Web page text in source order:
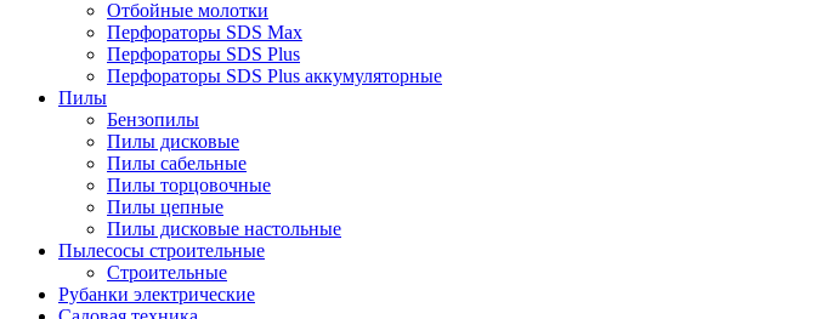
Отбойные молотки
Перфораторы SDS Max
Перфораторы SDS Plus
Перфораторы SDS Plus аккумуляторные
Пилы
Бензопилы
Пилы дисковые
Пилы сабельные
Пилы торцовочные
Пилы цепные
Пилы дисковые настольные
Пылесосы строительные
Строительные
Рубанки электрические